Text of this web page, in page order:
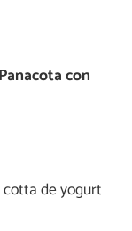
con
de yogurt